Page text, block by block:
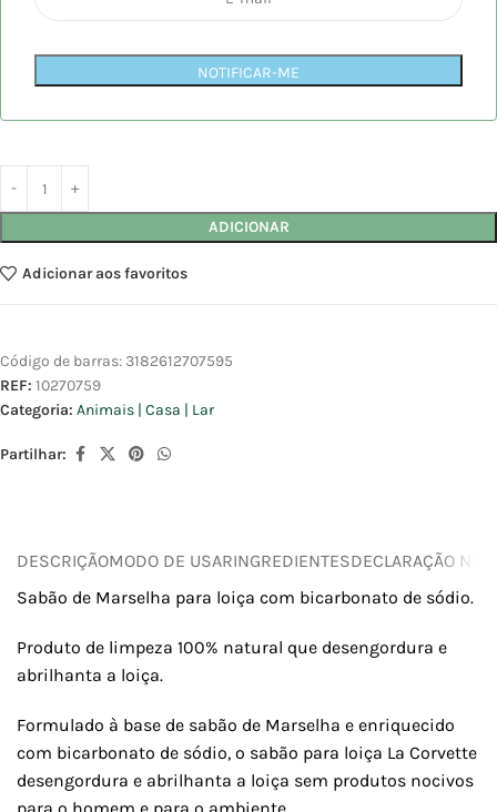
NOTIFICAR-ME
ADICIONAR
Adicionar aos favoritos
Código de barras: 3182612707595
REF: 10270759
Categoria: Animais | Casa | Lar
Partilhar:
DESCRIÇÃOMODO DE USARINGREDIENTESDECLARAÇÃO
Sabão de Marselha para loiça com bicarbonato de sódio.
Produto de limpeza 100% natural que desengordura e
abrilhanta a loiça.
Formulado à base de sabão de Marselha e enriquecido
com bicarbonato de sódio, o sabão para loiça La Corvette
desengordura e abrilhanta a loiça sem produtos nocivos